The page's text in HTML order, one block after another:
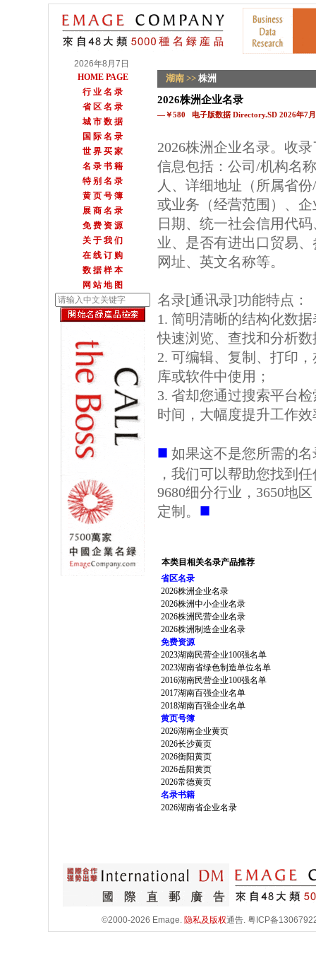
2026年8月7日
HOME PAGE
行 业 名 录
省 区 名 录
城 市 数 据
国 际 名 录
世 界 买 家
名 录 书 籍
特 别 名 录
黄 页 号 簿
展 商 名 录
免 费 资 源
关 于 我 们
在 线 订 购
数 据 样 本
网 站 地 图
湖南 >> 株洲
2026株洲企业名录
—￥580 电子版数据 Directory.SD 2026年7
2026株洲企业名录。收
信息包括：公司/机构名
人、详细地址（所属省
或业务（经营范围）、
日期、统一社会信用代
业、是否有进出口贸易
网址、英文名称等。
名录[通讯录]功能特点：
1. 简明清晰的结构化数
快速浏览、查找和分析数
2. 可编辑、复制、打印
库或软件中使用；
3. 省却您通过搜索平台
时间，大幅度提升工作效
■ 如果这不是您所需的
，我们可以帮助您找到
9680细分行业，3650地
定制。 ■
本类目相关名录产品推荐
省区名录
2026株洲企业名录
2026株洲中小企业名录
2026株洲民营企业名录
2026株洲制造企业名录
免费资源
2023湖南民营企业100强名单
2023湖南省绿色制造单位名单
2016湖南民营企业100强名单
2017湖南百强企业名单
2018湖南百强企业名单
黄页号簿
2026湖南企业黄页
2026长沙黄页
2026衡阳黄页
2026岳阳黄页
2026常德黄页
名录书籍
2026湖南省企业名录
©2000-2026 Emage. 隐私及版权通告. 粤ICP备